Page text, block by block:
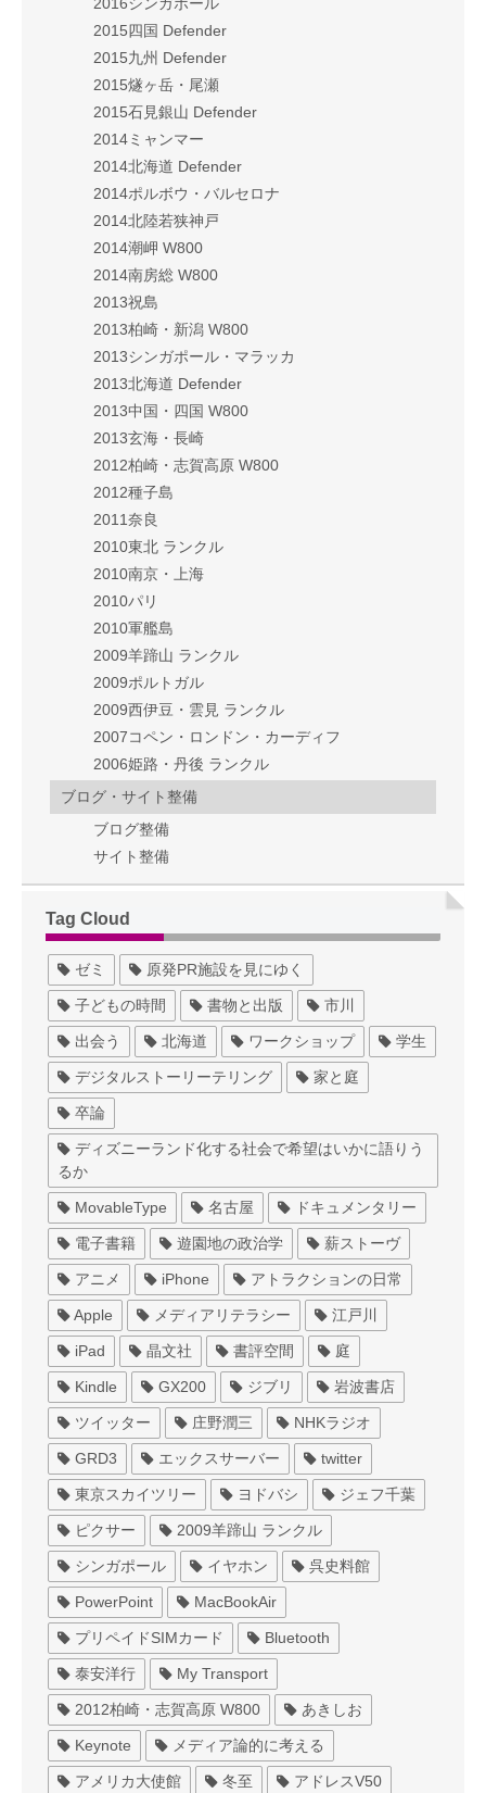
2015四国 Defender
2015九州 Defender
2015燧ヶ岳・尾瀬
2015石見銀山 Defender
2014ミャンマー
2014北海道 Defender
2014ポルボウ・バルセロナ
2014北陸若狭神戸
2014潮岬 W800
2014南房総 W800
2013祝島
2013柏崎・新潟 W800
2013シンガポール・マラッカ
2013北海道 Defender
2013中国・四国 W800
2013玄海・長崎
2012柏崎・志賀高原 W800
2012種子島
2011奈良
2010東北 ランクル
2010南京・上海
2010パリ
2010軍艦島
2009羊蹄山 ランクル
2009ポルトガル
2009西伊豆・雲見 ランクル
2007コペン・ロンドン・カーディフ
2006姫路・丹後 ランクル
ブログ・サイト整備
ブログ整備
サイト整備
Tag Cloud
ゼミ 原発PR施設を見にゆく
子どもの時間 書物と出版 市川
出会う 北海道 ワークショップ 学生
デジタルストーリーテリング 家と庭
卒論
ディズニーランド化する社会で希望はいかに語りう
るか
MovableType 名古屋 ドキュメンタリー
電子書籍 遊園地の政治学 薪ストーヴ
アニメ iPhone アトラクションの日常
Apple メディアリテラシー 江戸川
iPad 晶文社 書評空間 庭
Kindle GX200 ジブリ 岩波書店
ツイッター 庄野潤三 NHKラジオ
GRD3 エックスサーバー twitter
東京スカイツリー ヨドバシ ジェフ千葉
ピクサー 2009羊蹄山 ランクル
シンガポール イヤホン 呉史料館
PowerPoint MacBookAir
プリペイドSIMカード Bluetooth
泰安洋行 My Transport
2012柏崎・志賀高原 W800 あきしお
Keynote メディア論的に考える
アメリカ大使館 冬至 アドレスV50